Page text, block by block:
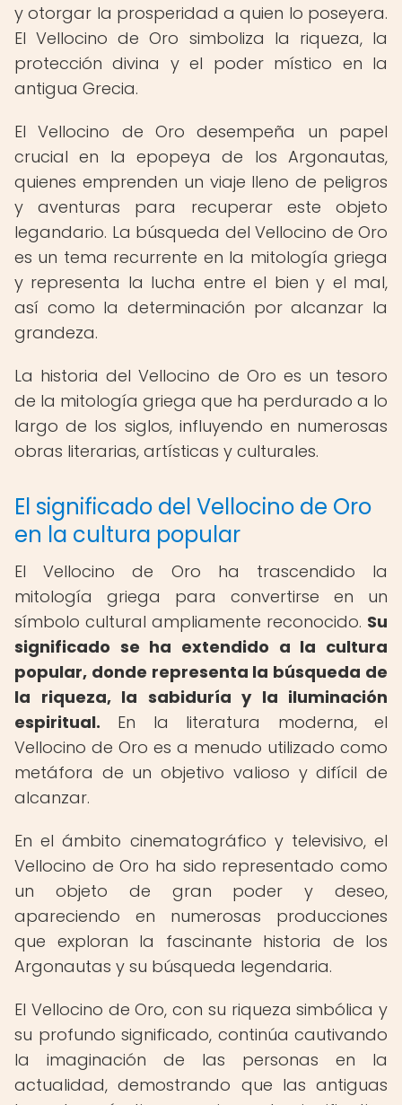
y otorgar la prosperidad a quien lo poseyera.
El Vellocino de Oro simboliza la riqueza, la
protección divina y el poder místico en la
antigua Grecia.
El Vellocino de Oro desempeña un papel
crucial en la epopeya de los Argonautas,
quienes emprenden un viaje lleno de peligros
y aventuras para recuperar este objeto
legandario. La búsqueda del Vellocino de Oro
es un tema recurrente en la mitología griega
y representa la lucha entre el bien y el mal,
así como la determinación por alcanzar la
grandeza.
La historia del Vellocino de Oro es un tesoro
de la mitología griega que ha perdurado a lo
largo de los siglos, influyendo en numerosas
obras literarias, artísticas y culturales.
El significado del Vellocino de Oro
en la cultura popular
El Vellocino de Oro ha trascendido la
mitología griega para convertirse en un
símbolo cultural ampliamente reconocido. Su
significado se ha extendido a la cultura
popular, donde representa la búsqueda de
la riqueza, la sabiduría y la iluminación
espiritual. En la literatura moderna, el
Vellocino de Oro es a menudo utilizado como
metáfora de un objetivo valioso y difícil de
alcanzar.
En el ámbito cinematográfico y televisivo, el
Vellocino de Oro ha sido representado como
un objeto de gran poder y deseo,
apareciendo en numerosas producciones
que exploran la fascinante historia de los
Argonautas y su búsqueda legendaria.
El Vellocino de Oro, con su riqueza simbólica y
su profundo significado, continúa cautivando
la imaginación de las personas en la
actualidad, demostrando que las antiguas